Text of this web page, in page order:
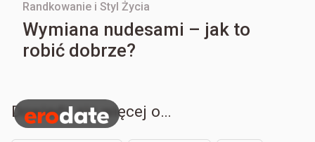
Randkowanie i Styl Życia
Wymiana nudesami – jak to
robić dobrze?
Dowiedz się więcej o…